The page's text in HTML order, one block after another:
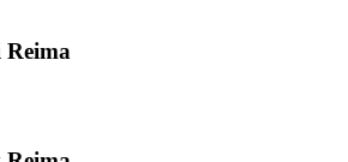
Reima